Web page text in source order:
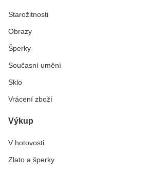
Starožitnosti
Obrazy
Šperky
Současní umění
Sklo
Vrácení zboží
Výkup
V hotovosti
Zlato a šperky